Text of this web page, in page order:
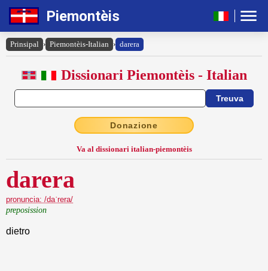
Piemontèis
Prinsipal › Piemontèis-Italian › darera
Dissionari Piemontèis - Italian
Donazione
Va al dissionari italian-piemontèis
darera
pronuncia: /daˈrera/
preposission
dietro